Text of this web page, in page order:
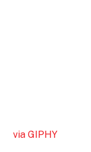
via GIPHY